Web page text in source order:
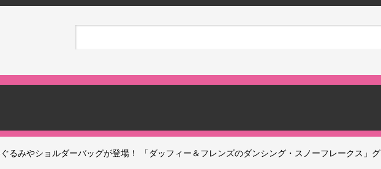
るみやショルダーバッグが登場！ 「ダッフィー＆フレンズのダンシング・スノーフレークス」グ